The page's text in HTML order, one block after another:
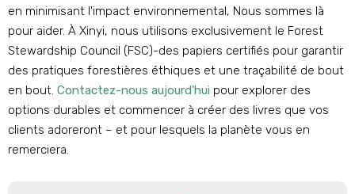
en minimisant l'impact environnemental, Nous sommes là
pour aider. À Xinyi, nous utilisons exclusivement le Forest
Stewardship Council (FSC)-des papiers certifiés pour garantir
des pratiques forestières éthiques et une traçabilité de bout
en bout. Contactez-nous aujourd'hui pour explorer des
options durables et commencer à créer des livres que vos
clients adoreront – et pour lesquels la planète vous en
remerciera.